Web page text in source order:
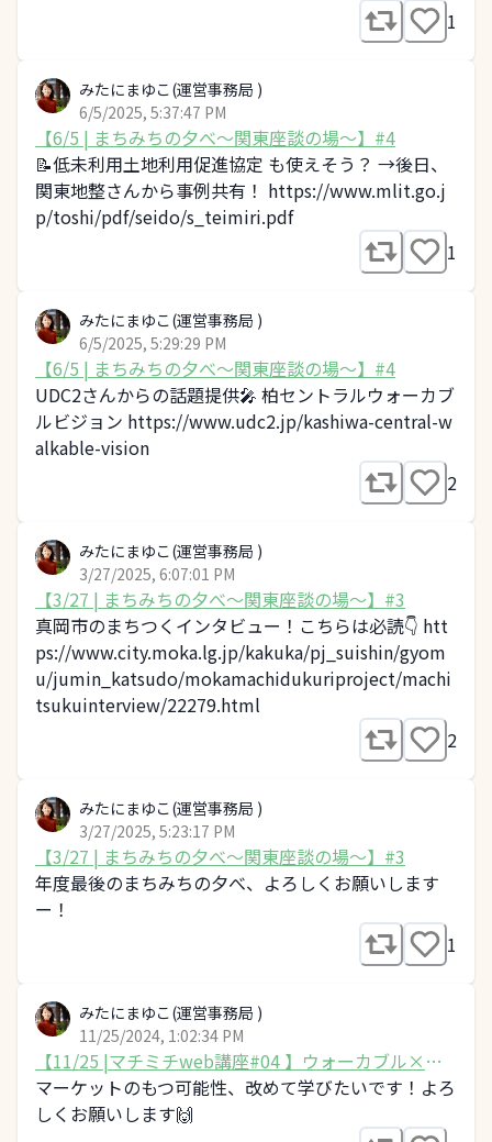
1
みたにまゆこ(運営事務局 )
6/5/2025, 5:37:47 PM
【6/5 | まちみちの夕べ～関東座談の場～】#4
📝低未利用土地利用促進協定 も使えそう？ →後日、
関東地整さんから事例共有！ https://www.mlit.go.j
p/toshi/pdf/seido/s_teimiri.pdf
1
みたにまゆこ(運営事務局 )
6/5/2025, 5:29:29 PM
【6/5 | まちみちの夕べ～関東座談の場～】#4
UDC2さんからの話題提供🎤 柏セントラルウォーカブ
ルビジョン https://www.udc2.jp/kashiwa-central-w
alkable-vision
2
みたにまゆこ(運営事務局 )
3/27/2025, 6:07:01 PM
【3/27 | まちみちの夕べ～関東座談の場～】#3
真岡市のまちつくインタビュー！こちらは必読👇 htt
ps://www.city.moka.lg.jp/kakuka/pj_suishin/gyom
u/jumin_katsudo/mokamachidukuriproject/machi
tsukuinterview/22279.html
2
みたにまゆこ(運営事務局 )
3/27/2025, 5:23:17 PM
【3/27 | まちみちの夕べ～関東座談の場～】#3
年度最後のまちみちの夕べ、よろしくお願いします
ー！
1
みたにまゆこ(運営事務局 )
11/25/2024, 1:02:34 PM
【11/25 |マチミチweb講座#04 】ウォーカブル×マ
ーケット
マーケットのもつ可能性、改めて学びたいです！よろ
しくお願いします🙌